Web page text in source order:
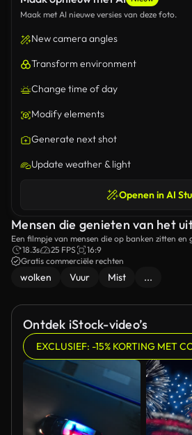
Maak met AI nieuwe versies van deze foto.
New camera angles
Transform environment
Change time of day
Modify elements
Generate next shot
Update weather & light
Openen in AI
Mensen die genieten van het
Een filmpje van mensen die op banken zitten en
18.3s
25 FPS
16:9
Gratis commerciële rechten
wolken Vuur Mist ...
Ontdek iStock-video’s
EXCLUSIEF: -15% KORTING MET